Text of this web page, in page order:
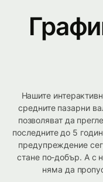
Нашите
средните пазарни
позволяват да
последните до 5
предупреждение
стане по-добър. А с
няма да